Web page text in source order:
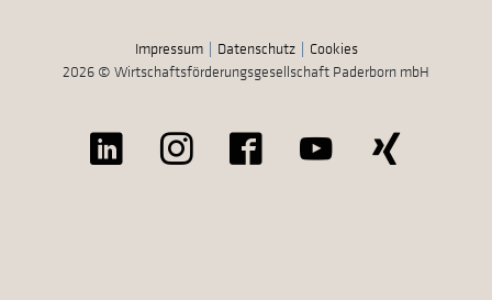
Impressum Datenschutz
Cookies
2026 © Wirtschaftsförderungsgesellschaft Paderborn mbH